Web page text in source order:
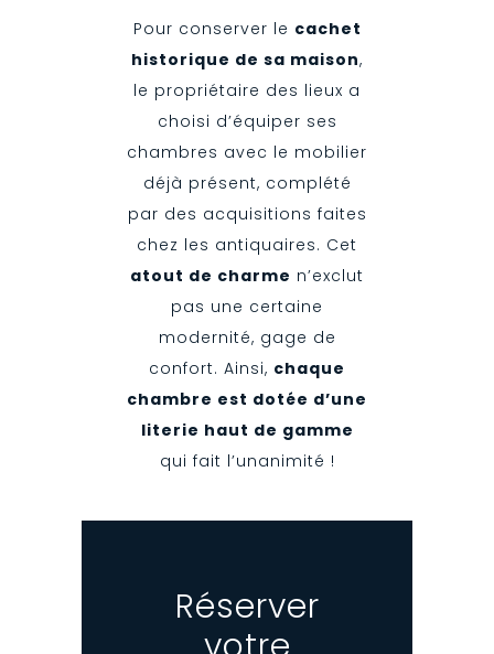
Pour conserver le cachet
historique de sa maison,
le propriétaire des lieux a
choisi d’équiper ses
chambres avec le mobilier
déjà présent, complété
par des acquisitions faites
chez les antiquaires. Cet
atout de charme n’exclut
pas une certaine
modernité, gage de
confort. Ainsi, chaque
chambre est dotée d’une
literie haut de gamme
qui fait l’unanimité !
Réserver